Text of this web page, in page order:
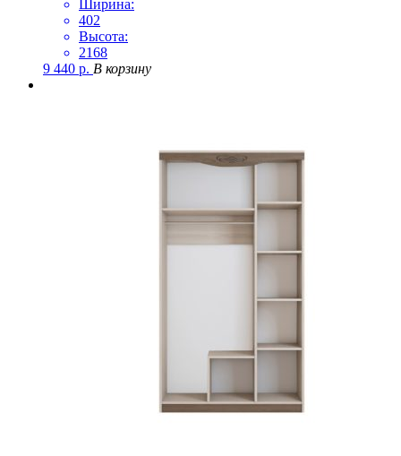
Ширина:
402
Высота:
2168
9 440 р. В корзину